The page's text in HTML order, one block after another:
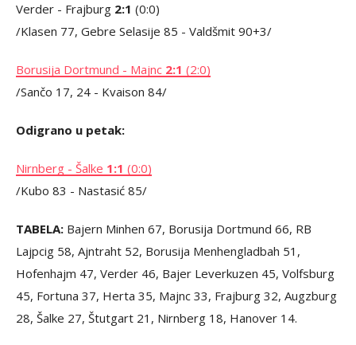
Verder - Frajburg 2:1 (0:0)
/Klasen 77, Gebre Selasije 85 - Valdšmit 90+3/
Borusija Dortmund - Majnc 2:1 (2:0)
/Sančo 17, 24 - Kvaison 84/
Odigrano u petak:
Nirnberg - Šalke 1:1 (0:0)
/Kubo 83 - Nastasić 85/
TABELA: Bajern Minhen 67, Borusija Dortmund 66, RB
Lajpcig 58, Ajntraht 52, Borusija Menhengladbah 51,
Hofenhajm 47, Verder 46, Bajer Leverkuzen 45, Volfsburg
45, Fortuna 37, Herta 35, Majnc 33, Frajburg 32, Augzburg
28, Šalke 27, Štutgart 21, Nirnberg 18, Hanover 14.